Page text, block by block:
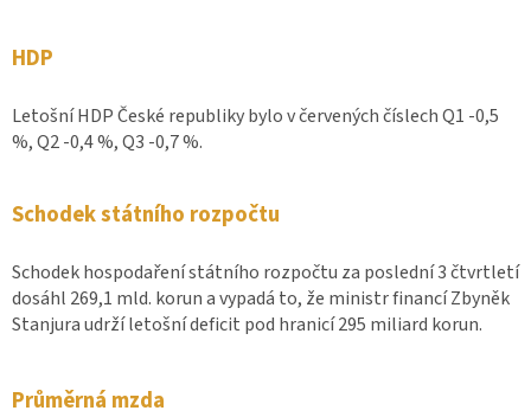
HDP
Letošní HDP České republiky bylo v červených číslech Q1 -0,5
%, Q2 -0,4 %, Q3 -0,7 %.
Schodek státního rozpočtu
Schodek hospodaření státního rozpočtu za poslední 3 čtvrtletí
dosáhl 269,1 mld. korun a vypadá to, že ministr financí Zbyněk
Stanjura udrží letošní deficit pod hranicí 295 miliard korun.
Průměrná mzda